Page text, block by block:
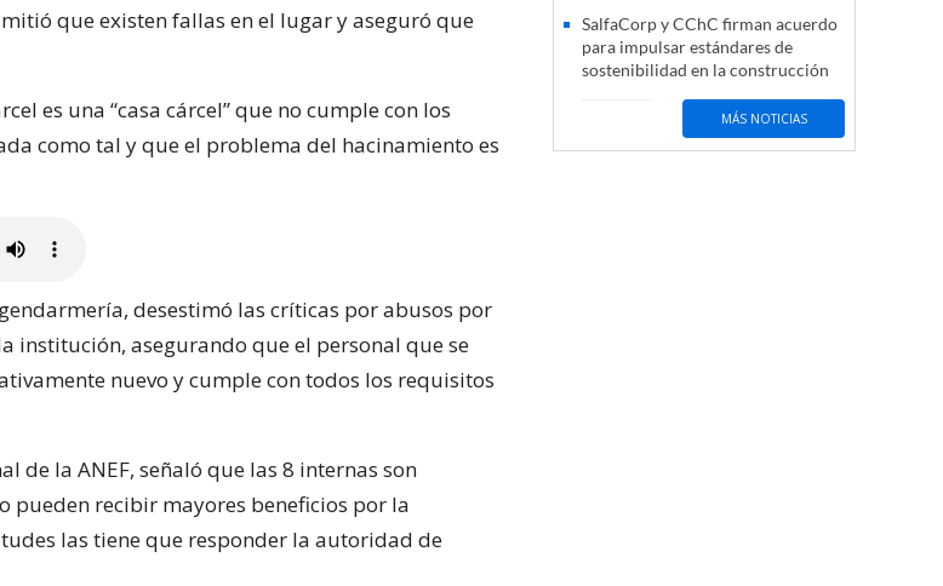
que existen fallas en el lugar y aseguró que
es una “casa cárcel” que no cumple con los
como tal y que el problema del hacinamiento es
desestimó las críticas por abusos por
institución, asegurando que el personal que se
nuevo y cumple con todos los requisitos
de la ANEF, señaló que las 8 internas son
pueden recibir mayores beneficios por la
las tiene que responder la autoridad de
SalfaCorp y CChC firman acuerdo
para impulsar estándares de
sostenibilidad en la construcción
MÁS NOTICIAS